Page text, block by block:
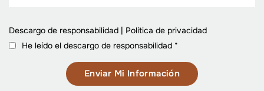
Descargo de responsabilidad | Política de privacidad
He leído el descargo de responsabilidad *